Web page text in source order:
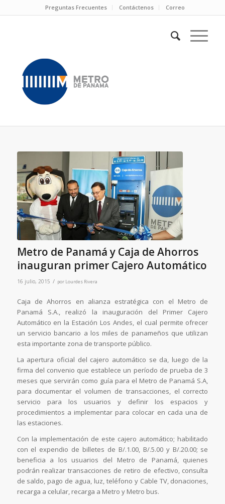
Preguntas Frecuentes Contáctenos Correo
Metro de Panamá y Caja de Ahorros
inauguran primer Cajero Automático
16 julio, 2015 / por Lourdes Rivera
Caja de Ahorros en alianza estratégica con el Metro de
Panamá S.A., realizó la inauguración del Primer Cajero
Automático en la Estación Los Andes, el cual permite ofrecer
un servicio bancario a los miles de panameños que utilizan
esta importante zona de transporte público.
La apertura oficial del cajero automático se da, luego de la
firma del convenio que establece un período de prueba de 3
meses que servirán como guía para el Metro de Panamá S.A,
para documentar el volumen de transacciones, el correcto
servicio para los usuarios y definir los espacios y
procedimientos a implementar para colocar en cada una de
las estaciones.
Con la implementación de este cajero automático; habilitado
con el expendio de billetes de B/.1.00, B/.5.00 y B/.20.00; se
beneficia a los usuarios del Metro de Panamá, quienes
podrán realizar transacciones de retiro de efectivo, consulta
de saldo, pago de agua, luz, teléfono y Cable TV, donaciones,
recarga a celular, recarga a Metro y Metro bus.